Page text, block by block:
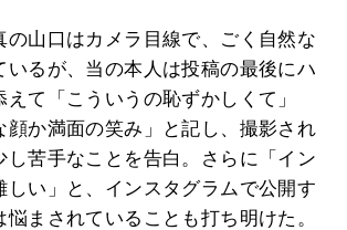
の山口はカメラ目線で、ごく自然な
いるが、当の本人は投稿の最後にハ
えて「こういうの恥ずかしくて」
顔か満面の笑み」と記し、撮影され
し苦手なことを告白。さらに「イン
しい」と、インスタグラムで公開す
悩まされていることも打ち明けた。